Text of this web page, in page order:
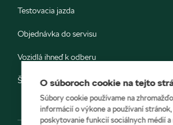
Testovacia jazda
Objednávka do servisu
Vozidlá ihneď k odberu
Škoda E-shop
O súboroch cookie na tejto
Súbory cookie používame na
informácií o výkone a používaní stránok,
poskytovanie funkcií sociálnych médií a